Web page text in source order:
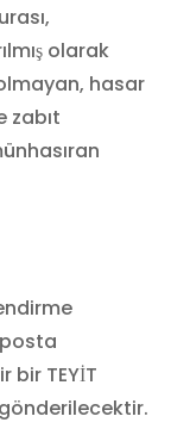
olarak
hasar
zabıt
bir TEYİT